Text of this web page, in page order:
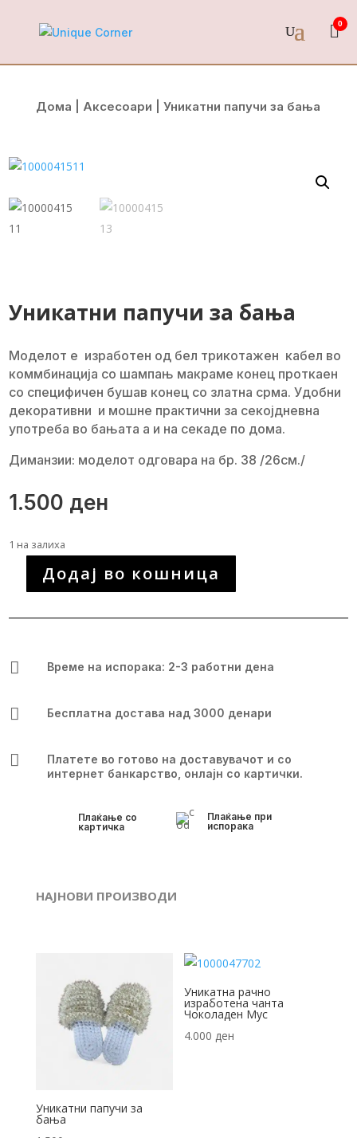
0
Дома Аксесоари | Уникатни папучи за бања
Уникатни папучи за бања
Моделот е изработен од бел трикотажен кабел во
коммбинација со шампањ макраме конец проткаен
со специфичен бушав конец со златна срма. Удобни
декоративни и мошне практични за секојдневна
употреба во бањата а и на секаде по дома.
Диманзии: моделот одговара на бр. 38 /26см./
1.500 ден
1 на залиха
Уникатни
за
Додај во кошница
 Време на испорака: 2-3 работни дена
 Бесплатна достава над 3000 денари

Платете во готово на доставувачот и со
интернет банкарство, онлајн со картички.
Плаќање со
картичка
Плаќање при
испорака
НАЈНОВИ ПРОИЗВОДИ
Уникатни папучи за
бања
Уникатна рачно
изработена чанта
Чоколаден Мус
4.000 ден